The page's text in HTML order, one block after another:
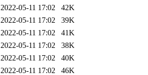
2022-05-11 17:02
42K
2022-05-11 17:02
39K
2022-05-11 17:02
41K
2022-05-11 17:02
38K
2022-05-11 17:02
40K
2022-05-11 17:02
46K